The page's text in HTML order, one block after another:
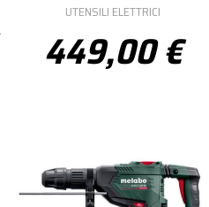
UTENSILI ELETTRICI
449,00 €